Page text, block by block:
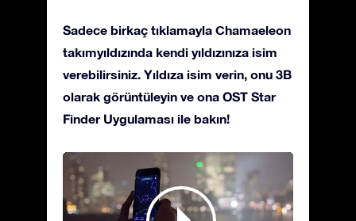
Sadece birkaç tıklamayla Chamaeleon
takımyıldızında kendi yıldızınıza isim
verebilirsiniz. Yıldıza isim verin, onu 3B
olarak görüntüleyin ve ona OST Star
Finder Uygulaması ile bakın!